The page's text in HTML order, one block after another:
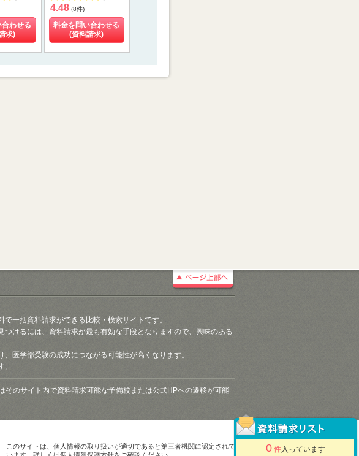
わせる
求)
4.48 (8件)
料金を問い合わせる
(資料請求)
0 件入っています
一括資料請求ができる比較・検索サイトです。
けるには、資料請求が最も有効な手段となりますので、興味のある
医学部受験の成功につながる可能性が高くなります。
のサイト内で資料請求可能な予備校または公式HPへの遷移が可能
このサイトは、個人情報の取り扱いが適切であると第三者機関に認定されて
います。詳しくは個人情報保護方針をご確認ください。